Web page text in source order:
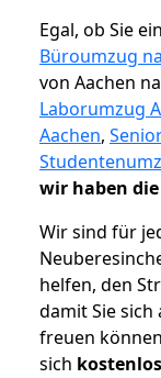
Egal, ob Sie
Büroumzug
von Aachen
Laborumzug
Aachen,
wir haben
Wir sind für
helfen, den
damit Sie
freuen
sich